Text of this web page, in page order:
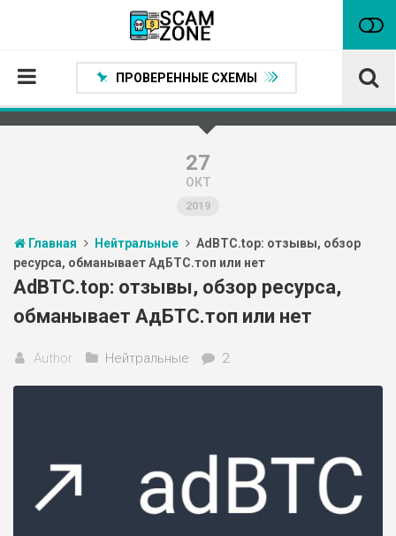
Проверенные способы заработка
Статьи
Партнеры
ПРОВЕРЕННЫЕ СХЕМЫ
27
ОКТ
2019
Главная Нейтральные
AdBTC.top: отзывы, обзор
ресурса, обманывает АдБТС.топ или нет
AdBTC.top: отзывы, обзор ресурса,
обманывает АдБТС.топ или нет
Author Нейтральные 2